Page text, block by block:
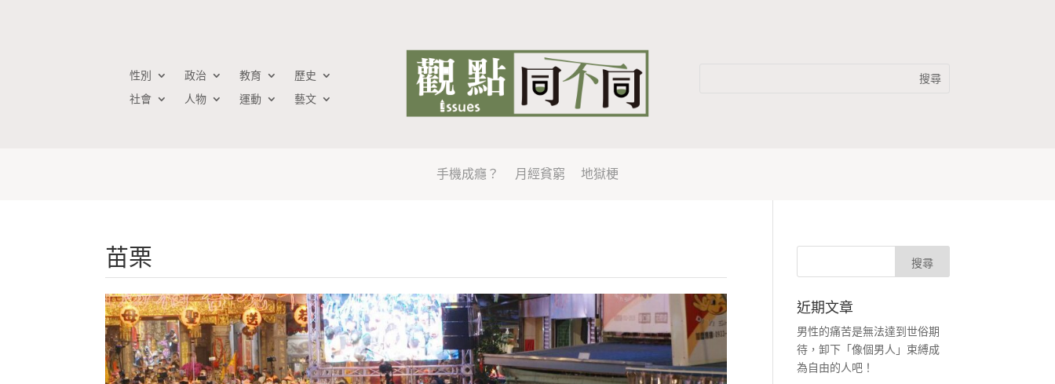
性別 政治 教育
歷史
社會
人物 運動 藝文
手機成癮？ 月經貧窮 地獄梗
苗栗
近期文章
男性的痛苦是無法達到世俗期
待，卸下「像個男人」束縛成
為自由的人吧！